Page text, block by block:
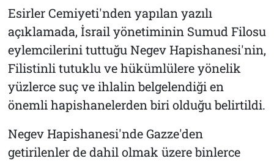
Esirler Cemiyeti'nden yapılan yazılı
açıklamada, İsrail yönetiminin Sumud Filosu
eylemcilerini tuttuğu Negev Hapishanesi'nin,
Filistinli tutuklu ve hükümlülere yönelik
yüzlerce suç ve ihlalin belgelendiği en
önemli hapishanelerden biri olduğu belirtildi.
Negev Hapishanesi'nde Gazze'den
getirilenler de dahil olmak üzere binlerce